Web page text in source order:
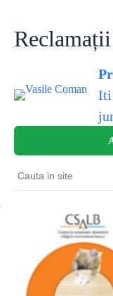
content
Iti
Cauta
in